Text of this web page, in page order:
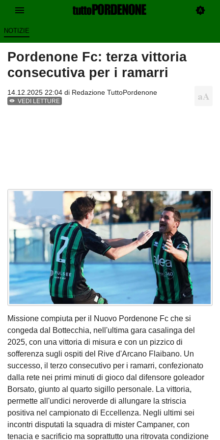
NOTIZIE
Pordenone Fc: terza vittoria
consecutiva per i ramarri
14.12.2025 22:04 di Redazione TuttoPordenone
VEDI LETTURE
Missione compiuta per il Nuovo Pordenone Fc che si
congeda dal Bottecchia, nell'ultima gara casalinga del
2025, con una vittoria di misura e con un pizzico di
sofferenza sugli ospiti del Rive d'Arcano Flaibano. Un
successo, il terzo consecutivo per i ramarri, confezionato
dalla rete nei primi minuti di gioco dal difensore goleador
Borsato, giunto al quarto sigillo personale. La vittoria,
permette all'undici neroverde di allungare la striscia
positiva nel campionato di Eccellenza. Negli ultimi sei
incontri disputati la squadra di mister Campaner, con
tenacia e sacrificio ma soprattutto una ritrovata condizione